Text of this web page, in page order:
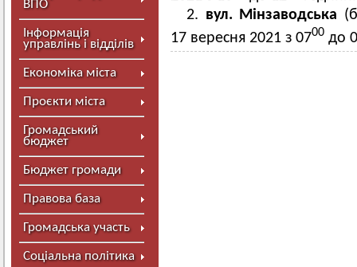
ВПО
Інформація
управлінь і відділів
Економіка міста
Проєкти міста
Громадський
бюджет
Бюджет громади
Правова база
Громадська участь
Соціальна політика
2. вул. Мінзаводська
17 вересня 2021 з 0700 до